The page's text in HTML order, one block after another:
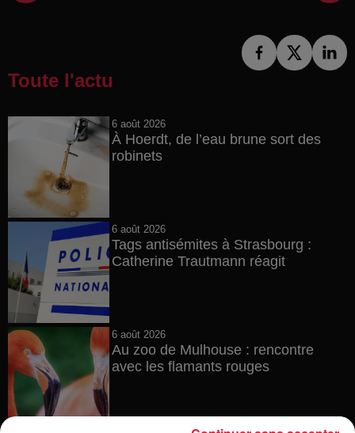
Toute l'actu
6 août 2026
À Hoerdt, de l’eau brune sort des
robinets
6 août 2026
Tags antisémites à Strasbourg :
Catherine Trautmann réagit
6 août 2026
Au zoo de Mulhouse : rencontre
avec les flamants rouges